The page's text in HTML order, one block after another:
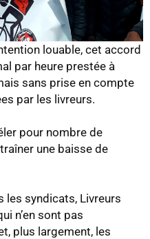
louable, cet accord
par heure prestée à
sans prise en compte
par les livreurs.
pour nombre de
une baisse de
les syndicats, Livreurs
n’en sont pas
plus largement, les